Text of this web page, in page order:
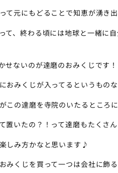
て元にもどることで知恵が湧き出
て、終わる頃には地球と一緒に
せないのが達磨のおみくじです！
おみくじが入ってるというものな
この達磨を寺院のいたるところ
置いたの？！って達磨もたくさん
しみ方かなと思います♪
みくじを買って一つは会社に飾る